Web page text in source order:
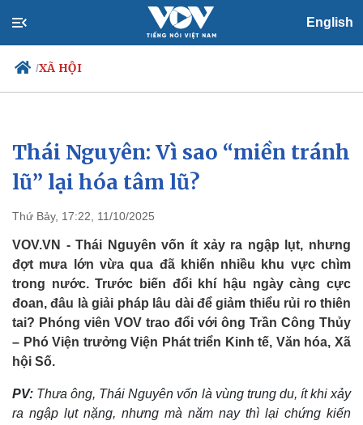
English
/XÃ HỘI
Chính trị
Đảng
Tổ chức nhân sự
Nhận diện sự thật
Xã hội
Tin 24h
Việc làm
Biển đảo
Thái Nguyên: Vì sao “miền tránh
lũ” lại hóa tâm lũ?
Thứ Bảy, 17:22, 11/10/2025
VOV.VN - Thái Nguyên vốn ít xảy ra ngập lụt, nhưng
đợt mưa lớn vừa qua đã khiến nhiều khu vực chìm
trong nước. Trước biến đổi khí hậu ngày càng cực
đoan, đâu là giải pháp lâu dài để giảm thiểu rủi ro thiên
tai? Phóng viên VOV trao đổi với ông Trần Công Thủy
– Phó Viện trưởng Viện Phát triển Kinh tế, Văn hóa, Xã
hội Số.
PV: Thưa ông, Thái Nguyên vốn là vùng trung du, ít khi xảy
ra ngập lụt nặng, nhưng mà năm nay thì lại chứng kiến